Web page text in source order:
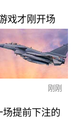
戏才刚开场
刚刚
提前下注的